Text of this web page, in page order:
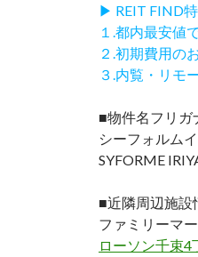
▶ REIT FIND
１.都内最安値
２.初期費用の
３.内覧・リモ
■物件名フリガ
シーフォルム
SYFORME
■近隣周辺施設
ファミリーマ
ローソン千束4